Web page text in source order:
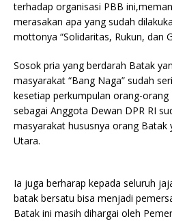
terhadap organisasi PBB
merasakan apa yang sudah
mottonya “Solidaritas, Rukun, dan
Sosok pria yang berdarah Batak
masyarakat “Bang Naga” sudah
kesetiap perkumpulan orang-
sebagai Anggota Dewan DPR RI
masyarakat hususnya orang Batak
Utara.
Ia juga berharap kepada seluruh
batak bersatu bisa menjadi
Batak ini masih dihargai oleh